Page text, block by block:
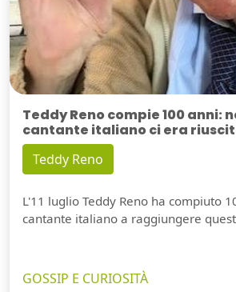
Teddy Reno compie 100 anni:
cantante italiano ci era
Teddy Reno
L'11 luglio Teddy Reno ha compiuto
cantante italiano a raggiungere
GOSSIP E CURIOSITÀ